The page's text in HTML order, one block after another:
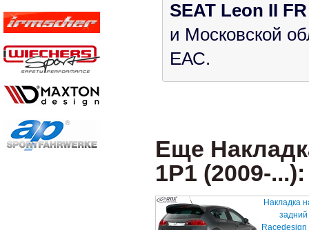
SEAT Leon II
и Московской
ЕАС.
Еще
1P1 (2009-...):
Накладка
Racedesign